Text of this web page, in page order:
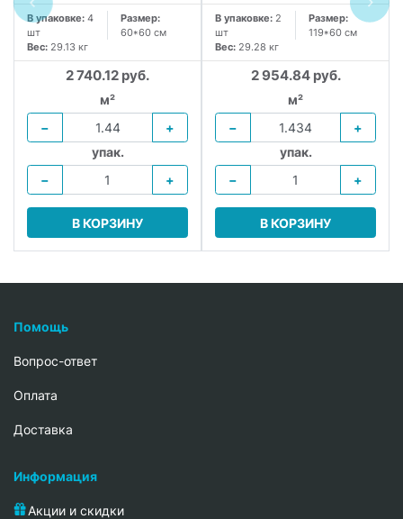
В упаковке: 4
шт
Размер:
60*60 см
Вес: 29.13 кг
2 740.12 руб.
м²
−
+
упак.
−
+
В КОРЗИНУ
В упаковке: 2
шт
Размер:
119*60 см
Вес: 29.28 кг
2 954.84 руб.
м²
−
+
упак.
−
+
В КОРЗИНУ
Помощь
Вопрос-ответ
Oплата
Доставка
Информация
Акции и скидки